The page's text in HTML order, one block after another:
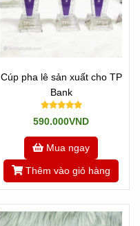
Cúp pha lê sản xuất cho TP
Bank
590.000VND
Mua ngay
Thêm vào giỏ hàng